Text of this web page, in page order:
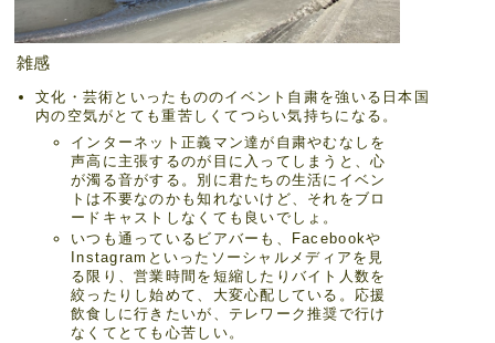
雑感
文化・芸術といったもののイベント自粛を強いる日本国
内の空気がとても重苦しくてつらい気持ちになる。
インターネット正義マン達が自粛やむなしを
声高に主張するのが目に入ってしまうと、心
が濁る音がする。別に君たちの生活にイベン
トは不要なのかも知れないけど、それをブロ
ードキャストしなくても良いでしょ。
いつも通っているビアバーも、Facebookや
Instagramといったソーシャルメディアを見
る限り、営業時間を短縮したりバイト人数を
絞ったりし始めて、大変心配している。応援
飲食しに行きたいが、テレワーク推奨で行け
なくてとても心苦しい。